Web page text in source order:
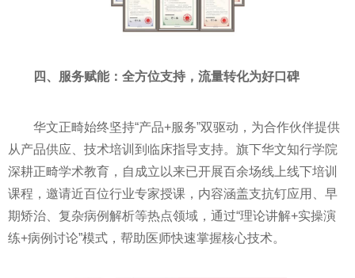
四、 服务赋能：全方位支持， 流量转化为好口碑
华文正畸始终坚持“产品+服务”双驱动，为合作伙伴提供
从产品供应、技术培训到临床指导支持。旗下华文知行学院
深耕正畸学术教育，自成立以来已开展百余场线上线下培训
课程，邀请近百位行业专家授课，内容涵盖支抗钉应用、早
期矫治、复杂病例解析等热点领域，通过“理论讲解+实操演
练+病例讨论”模式，帮助医师快速掌握核心技术。